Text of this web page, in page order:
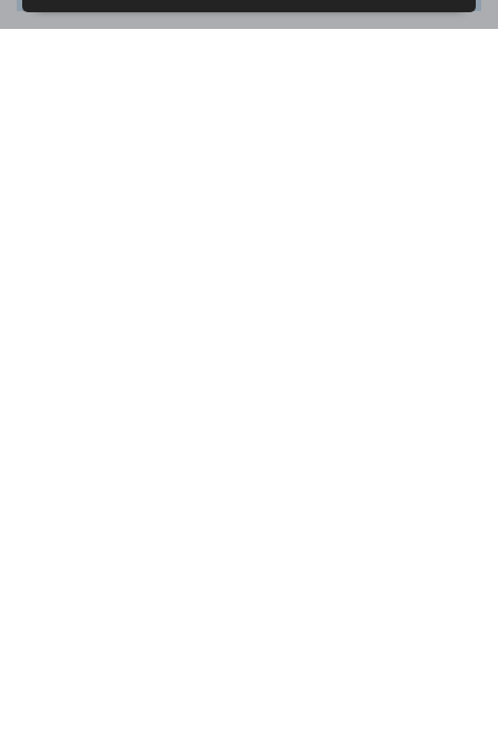
Consórcio